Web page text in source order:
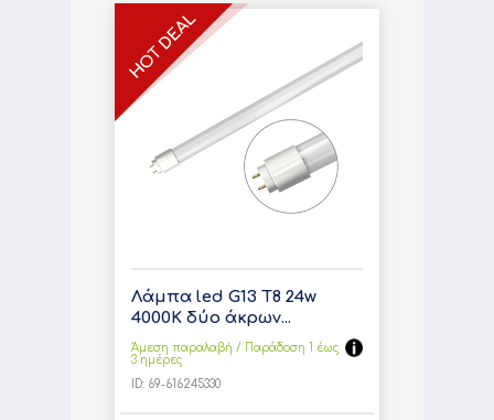
Λάμπα led G13 T8 24w
4000K δύο άκρων...
Άμεση παραλαβή / Παράδoση 1 έως
3 ημέρες
ID: 69-616245330